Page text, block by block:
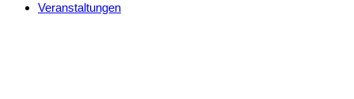
Veranstaltungen